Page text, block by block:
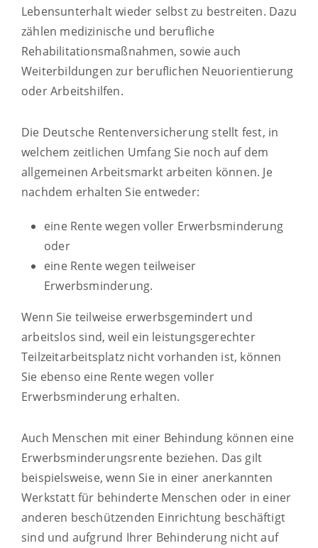
Lebensunterhalt wieder selbst zu bestreiten. Dazu
zählen medizinische und berufliche
Rehabilitationsmaßnahmen, sowie auch
Weiterbildungen zur beruflichen Neuorientierung
oder Arbeitshilfen.
Die Deutsche Rentenversicherung stellt fest, in
welchem zeitlichen Umfang Sie noch auf dem
allgemeinen Arbeitsmarkt arbeiten können. Je
nachdem erhalten Sie entweder:
eine Rente wegen voller Erwerbsminderung
oder
eine Rente wegen teilweiser
Erwerbsminderung.
Wenn Sie teilweise erwerbsgemindert und
arbeitslos sind, weil ein leistungsgerechter
Teilzeitarbeitsplatz nicht vorhanden ist, können
Sie ebenso eine Rente wegen voller
Erwerbsminderung erhalten.
Auch Menschen mit einer Behindung können eine
Erwerbsminderungsrente beziehen. Das gilt
beispielsweise, wenn Sie in einer anerkannten
Werkstatt für behinderte Menschen oder in einer
anderen beschützenden Einrichtung beschäftigt
sind und aufgrund Ihrer Behinderung nicht auf